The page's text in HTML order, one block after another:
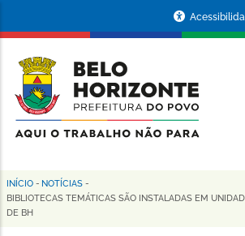
conteúdo
principal
da
Prefeitura
de
Horizonte
Trilha
de
INÍCIO - NOTÍCIAS -
BIBLIOTECAS TEMÁTICAS SÃO INSTALADAS EM
DE BH